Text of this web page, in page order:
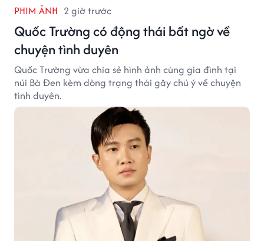
PHIM ẢNH 2 giờ trước
Quốc Trường có động thái bất ngờ về
chuyện tình duyên
Quốc Trường vừa chia sẻ hình ảnh cùng gia đình tại
núi Bà Đen kèm dòng trạng thái gây chú ý về chuyện
tình duyên.